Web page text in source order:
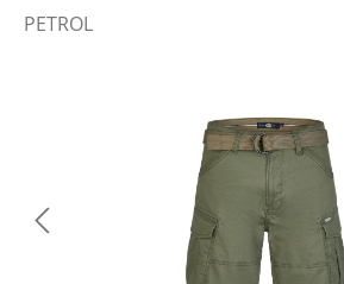
PETROL